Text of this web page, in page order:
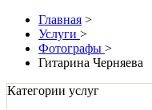
Главная >
Услуги >
Фотографы >
Гитарина Черняева
Категории услуг